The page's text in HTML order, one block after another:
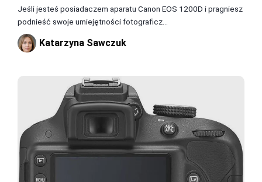
Jeśli jesteś posiadaczem aparatu Canon EOS 1200D i pragniesz
podnieść swoje umiejętności fotograficz...
Katarzyna Sawczuk